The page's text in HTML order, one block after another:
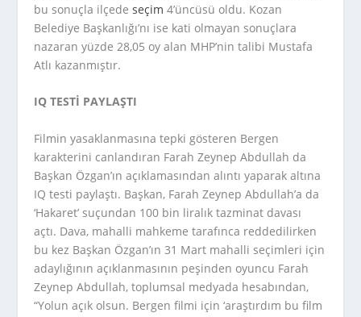
bu sonuçla ilçedeseçim 4’üncüsü oldu. Kozan
Belediye Başkanlığı’nı ise kati olmayan sonuçlara
nazaran yüzde 28,05 oy alan MHP’nin talibi Mustafa
Atlı kazanmıştır.
IQ TESTİ PAYLAŞTI
Filmin yasaklanmasına tepki gösteren Bergen
karakterini canlandıran Farah Zeynep Abdullah da
Başkan Özgan’ın açıklamasından alıntı yaparak altına
IQ testi paylaştı. Başkan, Farah Zeynep Abdullah’a da
‘Hakaret’ suçundan 100 bin liralık tazminat davası
açtı. Dava, mahalli mahkeme tarafınca reddedilirken
bu kez Başkan Özgan’ın 31 Mart mahalli seçimleri için
adaylığının açıklanmasının peşinden oyuncu Farah
Zeynep Abdullah, toplumsal medyada hesabından,
“Yolun açık olsun. Bergen filmi için ‘araştırdım bu film